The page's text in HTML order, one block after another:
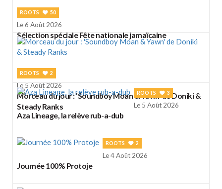
ROOTS 50
Le 6 Août 2026
Sélection spéciale Fête nationale jamaïcaine
ROOTS 2
Le 5 Août 2026
Morceau du jour : 'Soundboy Moan & Yawn' de Doniki &
Steady Ranks
ROOTS 3
Le 5 Août 2026
Aza Lineage, la relève rub-a-dub
ROOTS 2
Le 4 Août 2026
Journée 100% Protoje